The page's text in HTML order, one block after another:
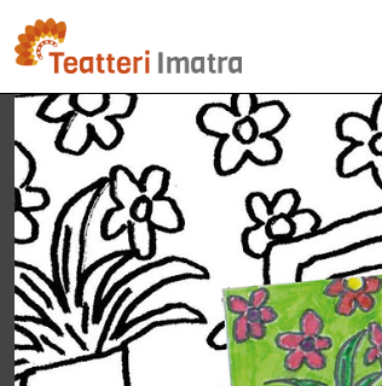
pääsisältöön